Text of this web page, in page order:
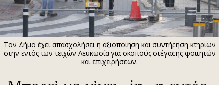
Πολιτική
Βουλευτικές 2026
Εκλογές 2024
Προεδρικές 2023
Διπλωματία
Υγεία
Αγγελίες
Ενοικιάζονται
Πωλούνται
Ζητούν εργασία
Θέσεις εργασίας
Tον Δήμο έχει απασχολήσει η αξιοποίηση και συντήρηση κτηρίων
στην εντός των τειχών Λευκωσία για σκοπούς στέγασης φοιτητών
και επιχειρήσεων.